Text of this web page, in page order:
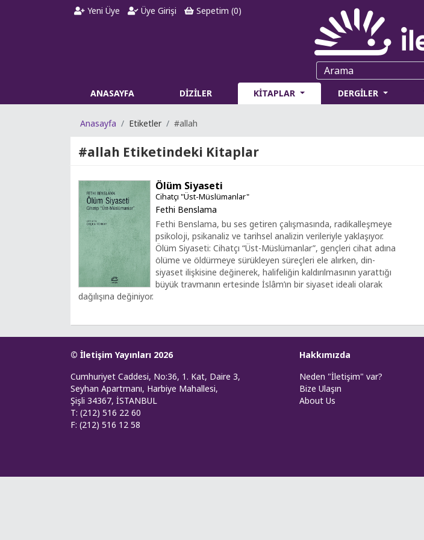
Yeni Üye Üye Girişi Sepetim (0)
ANASAYFA DİZİLER KİTAPLAR DERGİLER
Anasayfa Etiketler #allah
#allah Etiketindeki Kitaplar
Ölüm Siyaseti
Cihatçı "Üst-Müslümanlar"
Fethi Benslama
Fethi Benslama, bu ses getiren çalışmasında, radikalleşmeye
psikoloji, psikanaliz ve tarihsel analizin verileriyle yaklaşıyor.
Ölüm Siyaseti: Cihatçı “Üst-Müslümanlar”, gençleri cihat adına
ölüme ve öldürmeye sürükleyen süreçleri ele alırken, din-
siyaset ilişkisine değinerek, halifeliğin kaldırılmasının yarattığı
büyük travmanın ertesinde İslâm’ın bir siyaset ideali olarak
dağılışına değiniyor.
© İletişim Yayınları 2026
Cumhuriyet Caddesi, No:36, 1. Kat, Daire 3,
Seyhan Apartmanı, Harbiye Mahallesi,
Şişli 34367, İSTANBUL
T: (212) 516 22 60
F: (212) 516 12 58
Hakkımızda
Neden "İletişim" var?
Bize Ulaşın
About Us